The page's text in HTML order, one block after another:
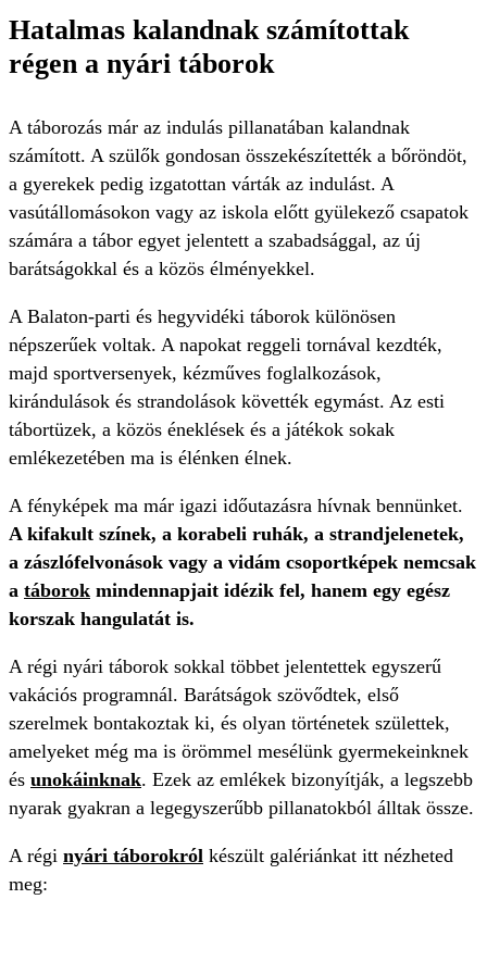
Hatalmas kalandnak számítottak
régen a nyári táborok
A táborozás már az indulás pillanatában kalandnak
számított. A szülők gondosan összekészítették a bőröndöt,
a gyerekek pedig izgatottan várták az indulást. A
vasútállomásokon vagy az iskola előtt gyülekező csapatok
számára a tábor egyet jelentett a szabadsággal, az új
barátságokkal és a közös élményekkel.
A Balaton-parti és hegyvidéki táborok különösen
népszerűek voltak. A napokat reggeli tornával kezdték,
majd sportversenyek, kézműves foglalkozások,
kirándulások és strandolások követték egymást. Az esti
tábortüzek, a közös éneklések és a játékok sokak
emlékezetében ma is élénken élnek.
A fényképek ma már igazi időutazásra hívnak bennünket.
A kifakult színek, a korabeli ruhák, a strandjelenetek,
a zászlófelvonások vagy a vidám csoportképek nemcsak
a táborok mindennapjait idézik fel, hanem egy egész
korszak hangulatát is.
A régi nyári táborok sokkal többet jelentettek egyszerű
vakációs programnál. Barátságok szövődtek, első
szerelmek bontakoztak ki, és olyan történetek születtek,
amelyeket még ma is örömmel mesélünk gyermekeinknek
és unokáinknak. Ezek az emlékek bizonyítják, a legszebb
nyarak gyakran a legegyszerűbb pillanatokból álltak össze.
A régi nyári táborokról készült galériánkat itt nézheted
meg: